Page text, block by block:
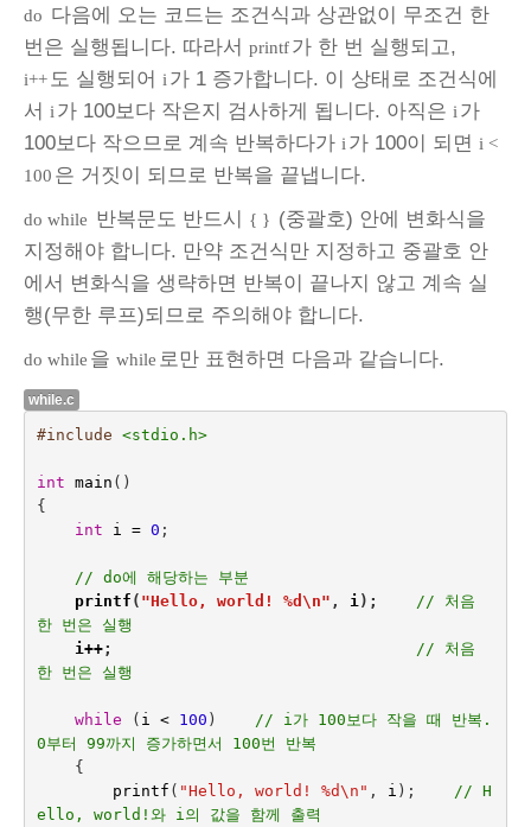
do 다음에 오는 코드는 조건식과 상관없이 무조건 한
번은 실행됩니다. 따라서 printf가 한 번 실행되고,
i++도 실행되어 i 가 1 증가합니다. 이 상태로 조건식에
서 i 가 100보다 작은지 검사하게 됩니다. 아직은 i 가
100보다 작으므로 계속 반복하다가 i 가 100이 되면 i <
100 은 거짓이 되므로 반복을 끝냅니다.
do while 반복문도 반드시 { } (중괄호) 안에 변화식을
지정해야 합니다. 만약 조건식만 지정하고 중괄호 안
에서 변화식을 생략하면 반복이 끝나지 않고 계속 실
행(무한 루프)되므로 주의해야 합니다.
do while 을 while 로만 표현하면 다음과 같습니다.
while.c
#include <stdio.h>
int main ()
{
int
i = 0 ;
// do에 해당하는 부분
printf ( "Hello, world! %d \n" , i );
// 처음
한 번은 실행
i ++;
// 처음
한 번은 실행
while ( i < 100 )
// i가 100보다 작을 때 반복.
0부터 99까지 증가하면서 100번 반복
{
printf ( "Hello, world! %d\n " , i );
// H
ello, world!와 i의 값을 함께 출력